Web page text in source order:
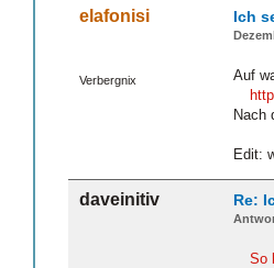
elafonisi
Verbergnix
Ich
Auf
Nach
Edit:
daveinitiv Re:
So